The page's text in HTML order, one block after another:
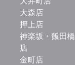
大森店
押上店
神楽坂・飯田橋
店
金町店